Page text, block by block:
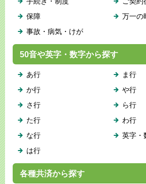
保障
事故・病気・けが
万一の
50音や英字・数字から探す
あ行
か行
さ行
た行
な行
は行
ま行
や行
ら行
わ行
英字・
各種共済から探す